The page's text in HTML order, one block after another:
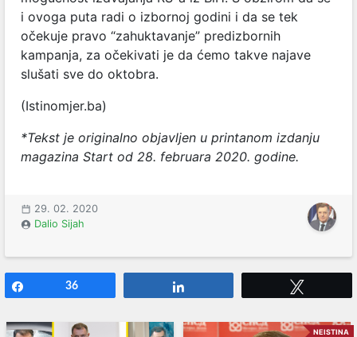
i ovoga puta radi o izbornoj godini i da se tek
očekuje pravo “zahuktavanje” predizbornih
kampanja, za očekivati je da ćemo takve najave
slušati sve do oktobra.
(Istinomjer.ba)
*Tekst je originalno objavljen u printanom izdanju
magazina Start od 28. februara 2020. godine.
29. 02. 2020
Dalio Sijah
36
NEISTINA